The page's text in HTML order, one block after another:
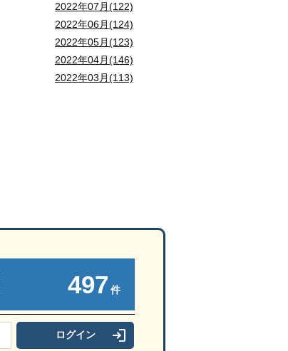
2022年07月(122)
2022年06月(124)
2022年05月(123)
2022年04月(146)
2022年03月(113)
497 件